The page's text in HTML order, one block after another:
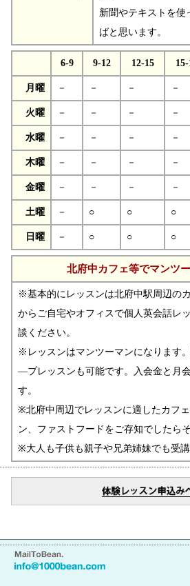
新聞やテキストを使
ばと思います。
6-9 9-12 12-15
月曜 － － － －
火曜 － － － －
水曜 － － － －
木曜 － － － －
金曜 － － － －
土曜 － ○ ○ ○
日曜 － ○ ○ ○
北府中カフェ等でマンツ
※基本的にレッスンは北府中駅周辺の
からご自宅やオフィスで個人英会話レ
談ください。
※レッスンはマンツーマンになります
―プレッスンも可能です。入会金と月
す。
※北府中周辺でレッスンに適したカフ
ン、ファストフードをご存知でしたら
※大人も子供も親子や兄弟姉妹でも受講